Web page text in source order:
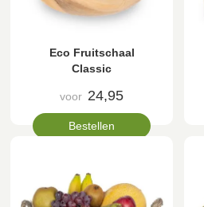
Eco Fruitschaal
Classic
voor 24,95
Bestellen